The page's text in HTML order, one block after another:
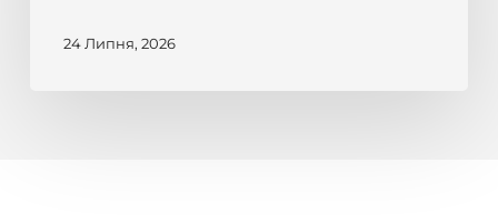
гідробаланс
24 Липня, 2026